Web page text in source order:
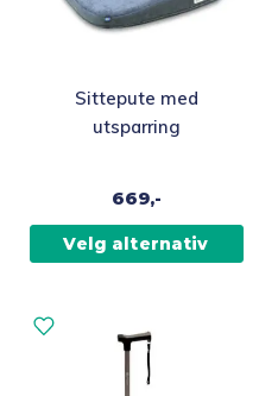
Sittepute med
utsparring
669,-
Velg alternativ
Alternativene
kan
på
produktsiden